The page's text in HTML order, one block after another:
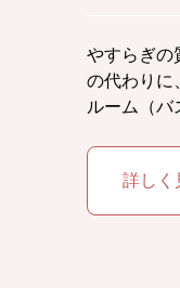
やすらぎの
の代わりに
ルーム（バ
詳しく